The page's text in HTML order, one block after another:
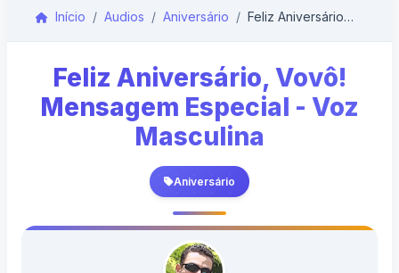
Início Audios Aniversário Feliz Aniversário, Vovô! Mensagem Especial - Voz M...
Feliz Aniversário, Vovô!
Mensagem Especial - Voz
Masculina
Aniversário